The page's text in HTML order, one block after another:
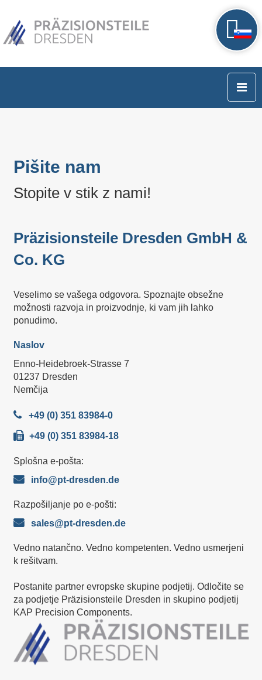
Pišite nam
Stopite v stik z nami!
Präzisionsteile Dresden GmbH &
Co. KG
Veselimo se vašega odgovora. Spoznajte obsežne
možnosti razvoja in proizvodnje, ki vam jih lahko
ponudimo.
Naslov
Enno-Heidebroek-Strasse 7
01237 Dresden
Nemčija
+49 (0) 351 83984-0
+49 (0) 351 83984-18
Splošna e-pošta:
info@pt-dresden.de
Razpošiljanje po e-pošti:
sales@pt-dresden.de
Vedno natančno. Vedno kompetenten. Vedno usmerjeni
k rešitvam.
Postanite partner evropske skupine podjetij. Odločite se
za podjetje Präzisionsteile Dresden in skupino podjetij
KAP Precision Components.